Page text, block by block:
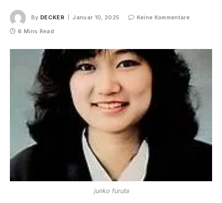
By DECKER Januar 10, 2025
Keine Kommentare
6 Mins Read
junko furuta